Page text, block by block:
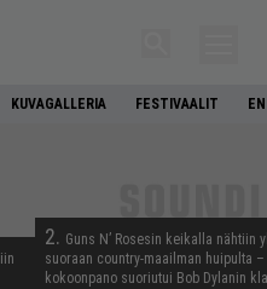
KUVAGALLERIA FESTIVAALIT
2. Guns N’ Rosesin keikalla nähtiin
suoraan country-maailman huipulta
kokoonpano suoriutui Bob Dylanin